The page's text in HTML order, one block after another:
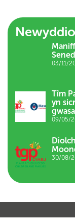
03/11/
Tîm
yn
09/05/
30/08/